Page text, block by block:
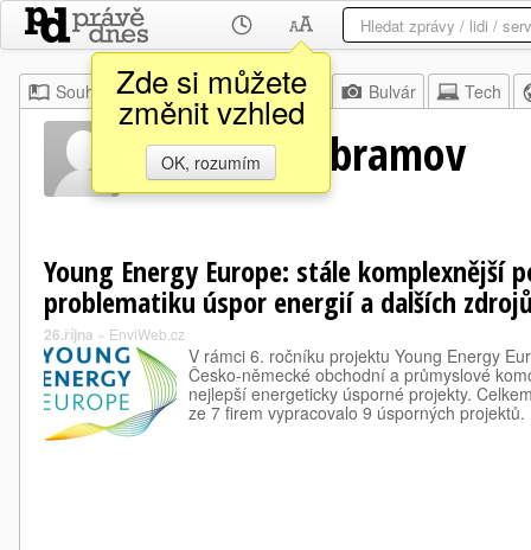
Zde si můžete
změnit vzhled
OK, rozumím
Souhrn Moje Z domova Bulvár Tech
Olexandr Abramov
Young Energy Europe: stále komplexnější
problematiku úspor energií a dalších
26.října » EnviWeb.cz
V rámci 6. ročníku projektu Young Energy
Česko-německé obchodní a průmyslové
nejlepší energeticky úsporné projekty.
ze 7 firem vypracovalo 9 úsporných